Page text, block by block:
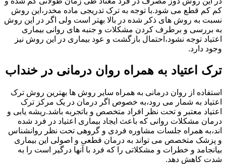
کم کم قطع می شود.با توجه به ترک تدریجی ماده مخدر،این روش
نسبت به روش های ذکر شده در بالا بهتر است ولی اگر در این روش
به بررسی و برطرف کردن مشکلات و جنبه های روانی بیماری
اعتیاد توجه نشود،احتمال بازگشت و عود بیماری در این روش نیز
وجود دارد.
ترک اعتیاد به همراه روان درمانی در خنداب
استفاده از روان درمانی به همراه سایر روش ها بهترین روش ترک
اعتیاد به شمار می رود،به خصوص اگر درمان در یک مرکز ترک
اعتیاد معتبر و تحت نظر افراد متخصص و باتجربه باشد.ریشه یابی و
درمان مشکلات روانی که باعث ایجاد بیماری اعتیاد در فرد شده
اند،به همراه جلسات مشاوره فردی و گروهی تحت نظر روانشناس
و پزشک متخصص می تواند به درمان قطعی و اصولی این بیماری
بیانجامد و خطرات و مشکلاتی را که فرد با آنها درگیر است را به
شدت کاهش دهد.